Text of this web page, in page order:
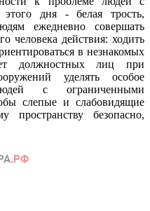
дня - белая трость,
ежедневно совершать
человека действия: ходить
в незнакомых
должностных лиц при
уделять особое
с ограниченными
слепые и слабовидящие
пространству безопасно,